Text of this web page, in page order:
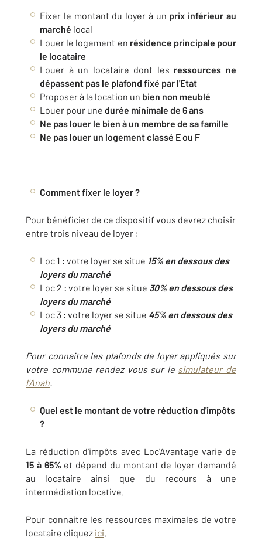
Fixer le montant du loyer à un prix inférieur au
marché local
Louer le logement en résidence principale pour
le locataire
Louer à un locataire dont les ressources ne
dépassent pas le plafond fixé par l'Etat
Proposer à la location un bien non meublé
Louer pour une durée minimale de 6 ans
Ne pas louer le bien à un membre de sa famille
Ne pas louer un logement classé E ou F
Comment fixer le loyer ?
Pour bénéficier de ce dispositif vous devrez choisir
entre trois niveau de loyer :
Loc 1 : votre loyer se situe 15% en dessous des
loyers du marché
Loc 2 : votre loyer se situe 30% en dessous des
loyers du marché
Loc 3 : votre loyer se situe 45% en dessous des
loyers du marché
Pour connaitre les plafonds de loyer appliqués sur
votre commune rendez vous sur le simulateur de
l'Anah
Quel est le montant de votre réduction d'impôts
?
La réduction d'impôts avec Loc'Avantage varie de
15 à 65%et dépend du montant de loyer demandé
au locataire ainsi que du recours à une
intermédiation locative.
Pour connaitre les ressources maximales de votre
locataire cliquez ici